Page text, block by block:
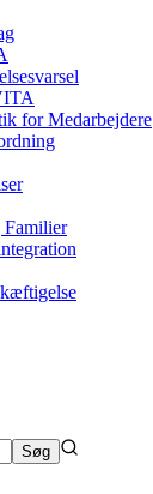
for Medarbejdere
Familier